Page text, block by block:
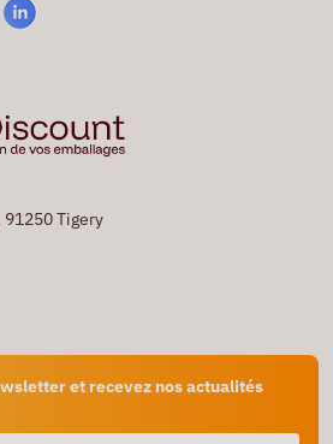
91250 Tigery
et recevez nos actualités